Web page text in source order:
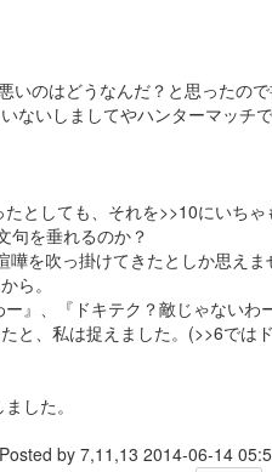
いのはどうなんだ？と思ったの
ないしましてやハンターマッチ
としても、それを>>10にいち
句を垂れるのか？
を吹っ掛けてきたとしか思えま
ら。
』、『ドキテク？敵じゃないわ
と、私は捉えました。(>>6では
した。
by 7,11,13 2014-06-14